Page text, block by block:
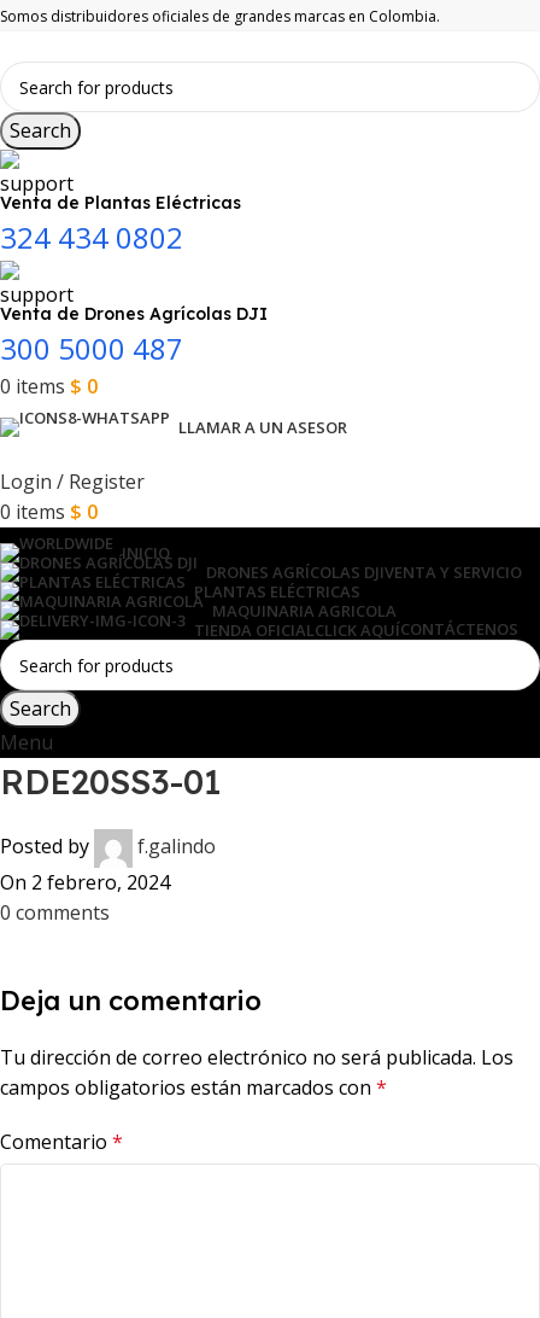
Somos distribuidores oficiales de grandes marcas en Colombia.
Search
Venta de Plantas Eléctricas
324 434 0802
Venta de Drones Agrícolas DJI
300 5000 487
0 items $ 0
LLAMAR A UN ASESOR
Login / Register
0 items $ 0
INICIO
DRONES AGRÍCOLAS DJIVENTA Y SERVICIO
PLANTAS ELÉCTRICAS
MAQUINARIA AGRICOLA
TIENDA OFICIAL CLICK AQUÍCONTÁCTENOS
Search
Menu
RDE20SS3-01
Posted by
f.galindo
On 2 febrero, 2024
0 comments
Deja un comentario
Tu dirección de correo electrónico no será publicada. Los
campos obligatorios están marcados con *
Comentario *